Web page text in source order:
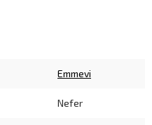
Emmevi
Nefer